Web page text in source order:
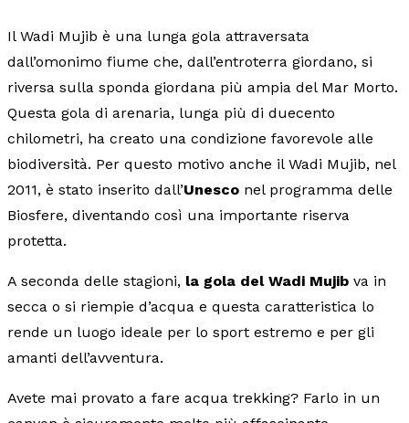
Il Wadi Mujib è una lunga gola attraversata
dall’omonimo fiume che, dall’entroterra giordano, si
riversa sulla sponda giordana più ampia del Mar Morto.
Questa gola di arenaria, lunga più di duecento
chilometri, ha creato una condizione favorevole alle
biodiversità. Per questo motivo anche il Wadi Mujib, nel
2011, è stato inserito dall’Unesco nel programma delle
Biosfere, diventando così una importante riserva
protetta.
A seconda delle stagioni, la gola del Wadi Mujib va in
secca o si riempie d’acqua e questa caratteristica lo
rende un luogo ideale per lo sport estremo e per gli
amanti dell’avventura.
Avete mai provato a fare acqua trekking? Farlo in un